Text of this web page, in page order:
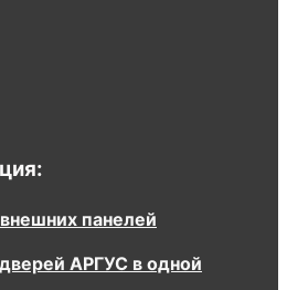
панелей
АРГУС в одной